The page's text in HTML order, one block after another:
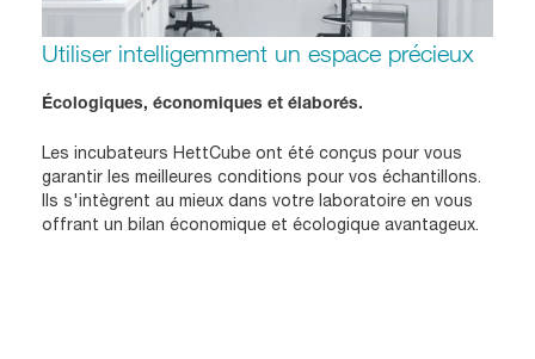
Utiliser intelligemment un espace précieux
Écologiques, économiques et élaborés.
Les incubateurs HettCube ont été conçus pour vous
garantir les meilleures conditions pour vos échantillons.
Ils s'intègrent au mieux dans votre laboratoire en vous
offrant un bilan économique et écologique avantageux.